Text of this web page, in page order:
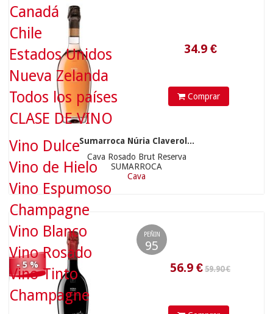
Comprar
Sumarroca Núria Claverol...
Cava Rosado Brut Reserva
SUMARROCA
Cava
- 5 %
PEÑIN
95
56.9€
Canadá
Chile
Estados Unidos
Nueva Zelanda
Todos los países
CLASE DE VINO
Vino Dulce
Vino de Hielo
Vino Espumoso
Champagne
Vino Blanco
Vino Rosado
Vino Tinto
Champagne